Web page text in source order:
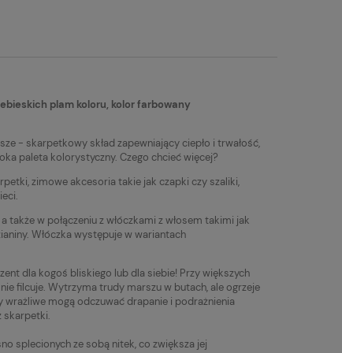
plam koloru, kolor farbowany
- skarpetkowy skład zapewniający ciepło i trwałość,
paleta kolorystyczny. Czego chcieć więcej?
zimowe akcesoria takie jak czapki czy szaliki,
w połączeniu z włóczkami z włosem takimi jak
Włóczka występuje w wariantach
dla kogoś bliskiego lub dla siebie! Przy większych
filcuje. Wytrzyma trudy marszu w butach, ale ogrzeje
mogą odczuwać drapanie i podrażnienia
skarpetki.
splecionych ze sobą nitek, co zwiększa jej